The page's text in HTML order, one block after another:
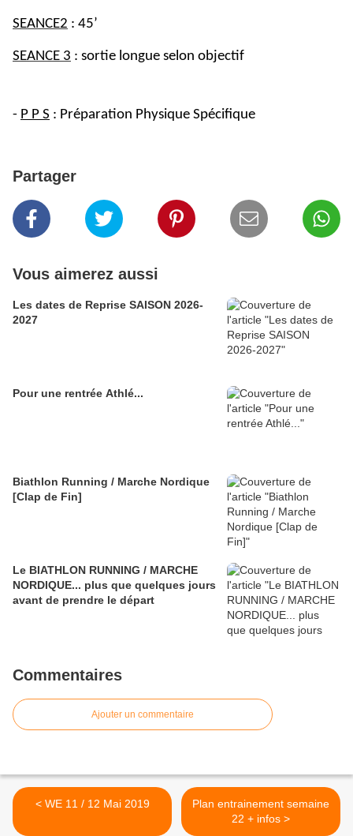
SEANCE2 : 45’
SEANCE 3 : sortie longue selon objectif
- P P S : Préparation Physique Spécifique
Partager
Vous aimerez aussi
Les dates de Reprise SAISON 2026-
2027
Pour une rentrée Athlé...
Biathlon Running / Marche Nordique
[Clap de Fin]
Le BIATHLON RUNNING / MARCHE
NORDIQUE... plus que quelques jours
avant de prendre le départ
Commentaires
Ajouter un commentaire
< WE 11 / 12 Mai 2019
Plan entrainement semaine
22 + infos >